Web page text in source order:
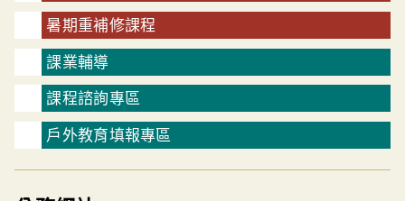
暑期重補修課程
課業輔導
課程諮詢專區
戶外教育填報專區